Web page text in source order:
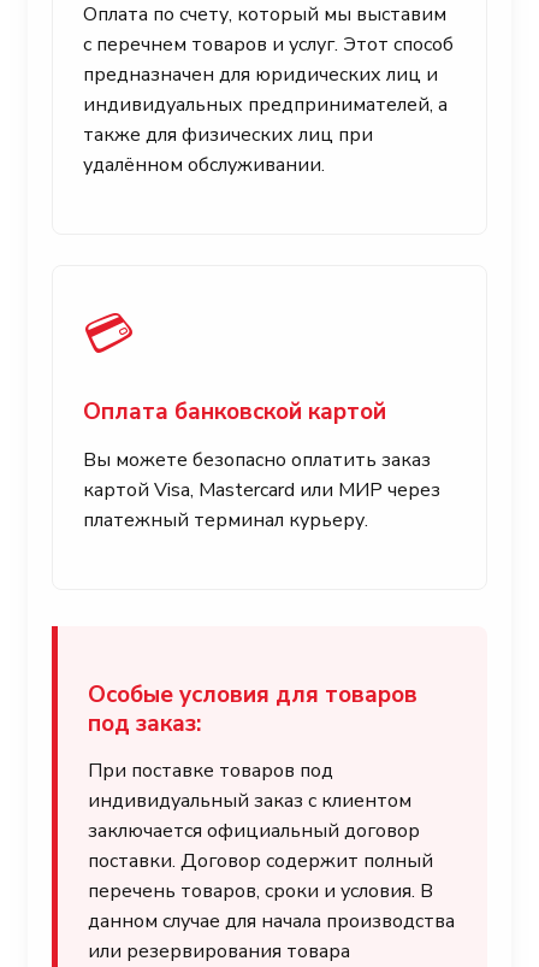
Оплата по счету, который мы выставим
с перечнем товаров и услуг. Этот способ
предназначен для юридических лиц и
индивидуальных предпринимателей, а
также для физических лиц при
удалённом обслуживании.
💳
Оплата банковской картой
Вы можете безопасно оплатить заказ
картой Visa, Mastercard или МИР через
платежный терминал курьеру.
Особые условия для товаров
под заказ:
При поставке товаров под
индивидуальный заказ с клиентом
заключается официальный договор
поставки. Договор содержит полный
перечень товаров, сроки и условия. В
данном случае для начала производства
или резервирования товара